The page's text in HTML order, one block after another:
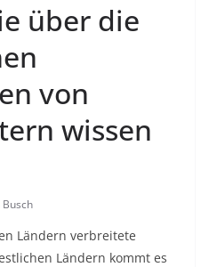
über die
von
wissen
Ländern verbreitete
Ländern kommt es